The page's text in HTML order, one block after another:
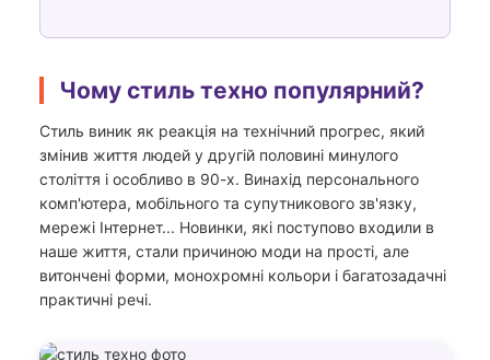
Чому стиль техно популярний?
Стиль виник як реакція на технічний прогрес, який
змінив життя людей у ​​другій половині минулого
століття і особливо в 90-х. Винахід персонального
комп'ютера, мобільного та супутникового зв'язку,
мережі Інтернет... Новинки, які поступово входили в
наше життя, стали причиною моди на прості, але
витончені форми, монохромні кольори і багатозадачні
практичні речі.